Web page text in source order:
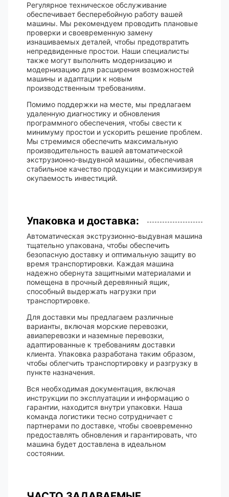
Регулярное техническое обслуживание
обеспечивает бесперебойную работу вашей
машины. Мы рекомендуем проводить плановые
проверки и своевременную замену
изнашиваемых деталей, чтобы предотвратить
непредвиденные простои. Наши специалисты
также могут выполнить модернизацию и
модернизацию для расширения возможностей
машины и адаптации к новым
производственным требованиям.
Помимо поддержки на месте, мы предлагаем
удаленную диагностику и обновления
программного обеспечения, чтобы свести к
минимуму простои и ускорить решение проблем.
Мы стремимся обеспечить максимальную
производительность вашей автоматической
экструзионно-выдувной машины, обеспечивая
стабильное качество продукции и максимизируя
окупаемость инвестиций.
Упаковка и доставка:
Автоматическая экструзионно-выдувная машина
тщательно упакована, чтобы обеспечить
безопасную доставку и оптимальную защиту во
время транспортировки. Каждая машина
надежно обернута защитными материалами и
помещена в прочный деревянный ящик,
способный выдержать нагрузки при
транспортировке.
Для доставки мы предлагаем различные
варианты, включая морские перевозки,
авиаперевозки и наземные перевозки,
адаптированные к требованиям доставки
клиента. Упаковка разработана таким образом,
чтобы облегчить транспортировку и разгрузку в
пункте назначения.
Вся необходимая документация, включая
инструкции по эксплуатации и информацию о
гарантии, находится внутри упаковки. Наша
команда логистики тесно сотрудничает с
партнерами по доставке, чтобы своевременно
предоставлять обновления и гарантировать, что
машина будет доставлена ​​в идеальном
состоянии.